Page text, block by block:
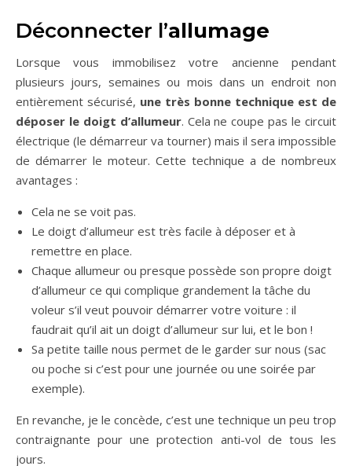
Déconnecter l’allumage
Lorsque vous immobilisez votre ancienne pendant
plusieurs jours, semaines ou mois dans un endroit non
entièrement sécurisé, une très bonne technique est de
déposer le doigt d’allumeur. Cela ne coupe pas le circuit
électrique (le démarreur va tourner) mais il sera impossible
de démarrer le moteur. Cette technique a de nombreux
avantages :
Cela ne se voit pas.
Le doigt d’allumeur est très facile à déposer et à
remettre en place.
Chaque allumeur ou presque possède son propre doigt
d’allumeur ce qui complique grandement la tâche du
voleur s’il veut pouvoir démarrer votre voiture : il
faudrait qu’il ait un doigt d’allumeur sur lui, et le bon !
Sa petite taille nous permet de le garder sur nous (sac
ou poche si c’est pour une journée ou une soirée par
exemple).
En revanche, je le concède, c’est une technique un peu trop
contraignante pour une protection anti-vol de tous les
jours.